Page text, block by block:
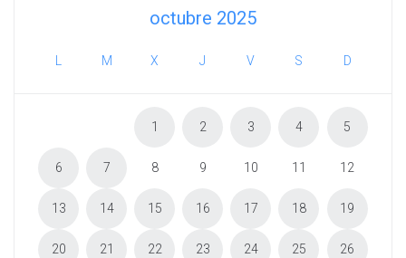
octubre 2025
L M X J V S D
1 2 3 4 5
6 7 8 9 10 11 12
13 14 15 16 17 18 19
20 21 22 23 24 25 26